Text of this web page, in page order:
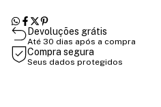
Devoluções grátis
Até 30 dias após a compra
Compra segura
Seus dados protegidos